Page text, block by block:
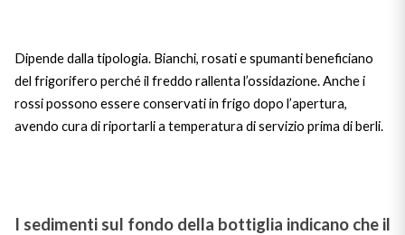
Dipende dalla tipologia. Bianchi, rosati e spumanti beneficiano
del frigorifero perché il freddo rallenta l’ossidazione. Anche i
rossi possono essere conservati in frigo dopo l’apertura,
avendo cura di riportarli a temperatura di servizio prima di berli.
I sedimenti sul fondo della bottiglia indicano che il